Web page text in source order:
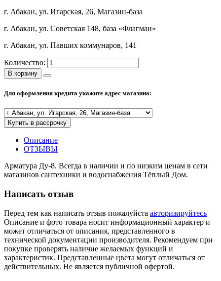
Блог
Полезные статьи
Новости и Акции
Оплата и доставка
Условия возврата товара
г. Абакан, ул. Игарская, 26, Магазин-база
г. Абакан, ул. Советская 148, база «Флагман»
г. Абакан, ул. Павших коммунаров, 141
Количество:
В корзину
Для оформления кредита укажите адрес магазина:
Купить в рассрочку
Описание
ОТЗЫВЫ
Арматура Ду-8. Всегда в наличии и по низким ценам в сети
магазинов сантехники и водоснабжения Тёплый Дом.
Написать отзыв
Перед тем как написать отзыв пожалуйста авторизируйтесь
Описание и фото товара носит информационный характер и
может отличаться от описания, представленного в
технической документации производителя. Рекомендуем при
покупке проверять наличие желаемых функций и
характеристик. Представленные цвета могут отличаться от
действительных. Не является публичной офертой.